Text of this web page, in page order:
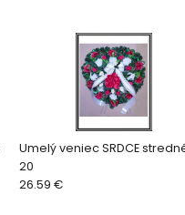
Umelý veniec SRDCE
20
26.59 €